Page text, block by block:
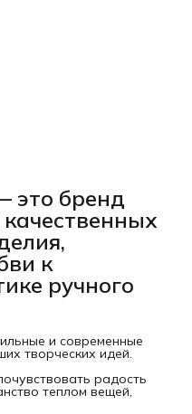
это бренд
к
ручного
и современные
творческих идей.
радость
теплом вещей,